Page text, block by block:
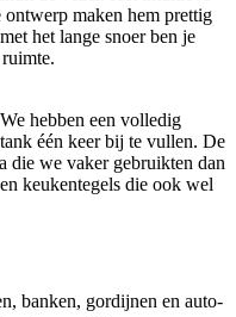
ontwerp maken hem prettig
het lange snoer ben je
hebben een volledig
één keer bij te vullen. De
die we vaker gebruikten dan
keukentegels die ook wel
banken, gordijnen en auto-